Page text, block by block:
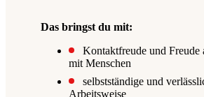
Das bringst du mit:
Kontaktfreude und Freude
mit Menschen
selbstständige und
Arbeitsweise